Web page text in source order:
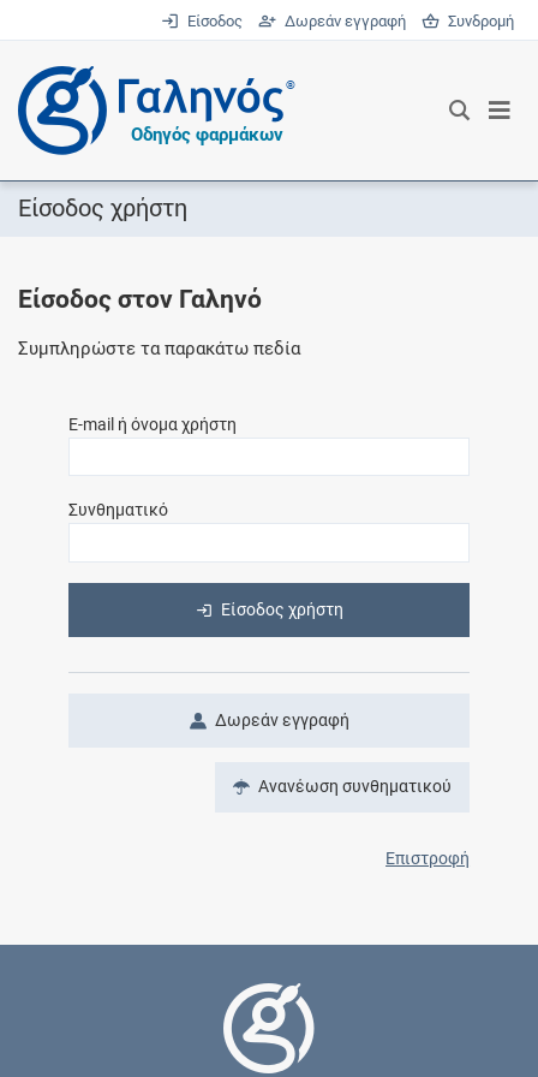
Είσοδος Δωρεάν εγγραφή Συνδρομή
®
Οδηγός φαρμάκων
Είσοδος χρήστη
Είσοδος στον Γαληνό
Συμπληρώστε τα παρακάτω πεδία
E-mail ή όνομα χρήστη
Συνθηματικό
Είσοδος χρήστη
Δωρεάν εγγραφή
Ανανέωση συνθηματικού
Επιστροφή